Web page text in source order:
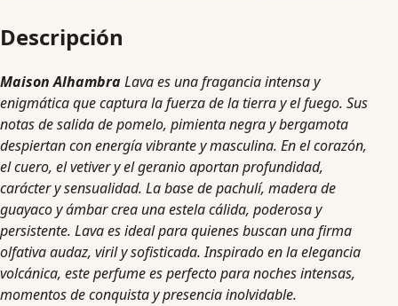
Descripción
Maison AlhambraLava es una fragancia intensa y
enigmática que captura la fuerza de la tierra y el fuego. Sus
notas de salida de pomelo, pimienta negra y bergamota
despiertan con energía vibrante y masculina. En el corazón,
el cuero, el vetiver y el geranio aportan profundidad,
carácter y sensualidad. La base de pachulí, madera de
guayaco y ámbar crea una estela cálida, poderosa y
persistente. Lava es ideal para quienes buscan una firma
olfativa audaz, viril y sofisticada. Inspirado en la elegancia
volcánica, este perfume es perfecto para noches intensas,
momentos de conquista y presencia inolvidable.